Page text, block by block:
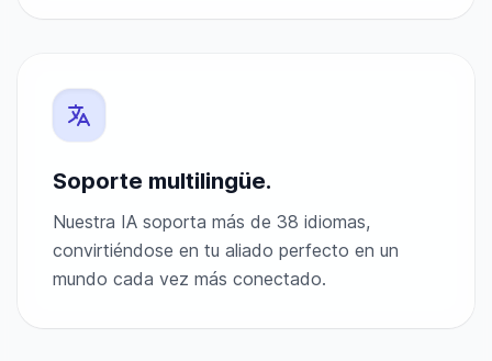
Soporte multilingüe.
Nuestra IA soporta más de 38 idiomas,
convirtiéndose en tu aliado perfecto en un
mundo cada vez más conectado.